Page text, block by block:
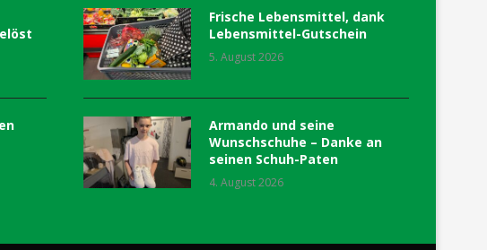
Frische Lebensmittel, dank
Lebensmittel-Gutschein
5. August 2026
Armando und seine
Wunschschuhe – Danke an
seinen Schuh-Paten
4. August 2026